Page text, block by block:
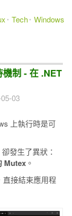
Tech Windows
制 - 在 .NET
03
上執行時是可
發生了異狀：
Mutex。
接結束應用程